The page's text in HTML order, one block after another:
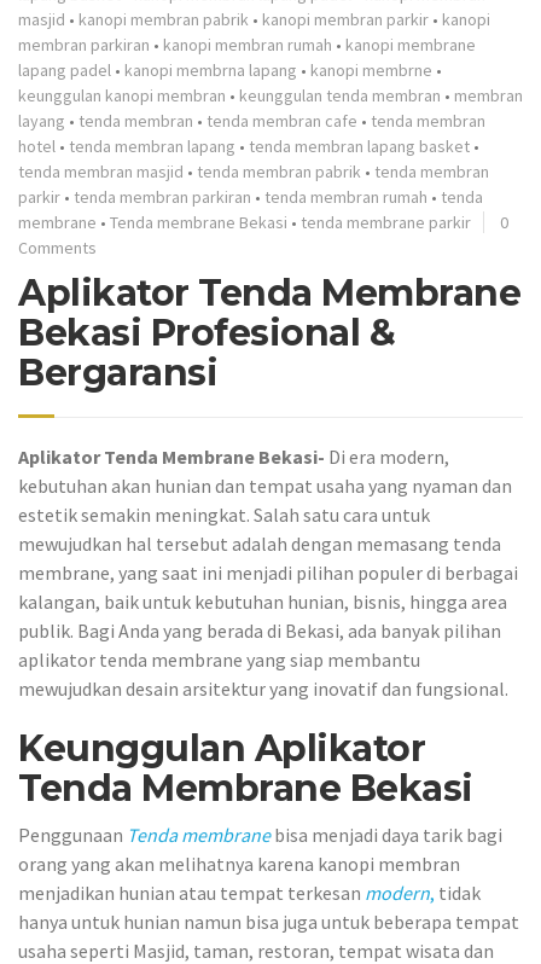
masjid • kanopi membran pabrik • kanopi membran parkir • kanopi
membran parkiran • kanopi membran rumah • kanopi membrane
lapang padel • kanopi membrna lapang • kanopi membrne •
keunggulan kanopi membran • keunggulan tenda membran • membran
layang • tenda membran • tenda membran cafe • tenda membran
hotel • tenda membran lapang • tenda membran lapang basket •
tenda membran masjid • tenda membran pabrik • tenda membran
parkir • tenda membran parkiran • tenda membran rumah • tenda
membrane • Tenda membrane Bekasi • tenda membrane parkir
0
Comments
Aplikator Tenda Membrane
Bekasi Profesional &
Bergaransi
Aplikator Tenda Membrane Bekasi- Di era modern,
kebutuhan akan hunian dan tempat usaha yang nyaman dan
estetik semakin meningkat. Salah satu cara untuk
mewujudkan hal tersebut adalah dengan memasang tenda
membrane, yang saat ini menjadi pilihan populer di berbagai
kalangan, baik untuk kebutuhan hunian, bisnis, hingga area
publik. Bagi Anda yang berada di Bekasi, ada banyak pilihan
aplikator tenda membrane yang siap membantu
mewujudkan desain arsitektur yang inovatif dan fungsional.
Keunggulan Aplikator
Tenda Membrane Bekasi
Penggunaan Tenda membrane bisa menjadi daya tarik bagi
orang yang akan melihatnya karena kanopi membran
menjadikan hunian atau tempat terkesan modern, tidak
hanya untuk hunian namun bisa juga untuk beberapa tempat
usaha seperti Masjid, taman, restoran, tempat wisata dan